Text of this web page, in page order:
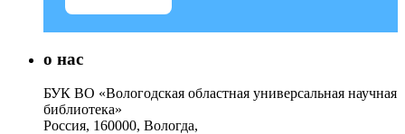
о нас
БУК ВО «Вологодская областная универсальная научная
библиотека»
Россия, 160000, Вологда,